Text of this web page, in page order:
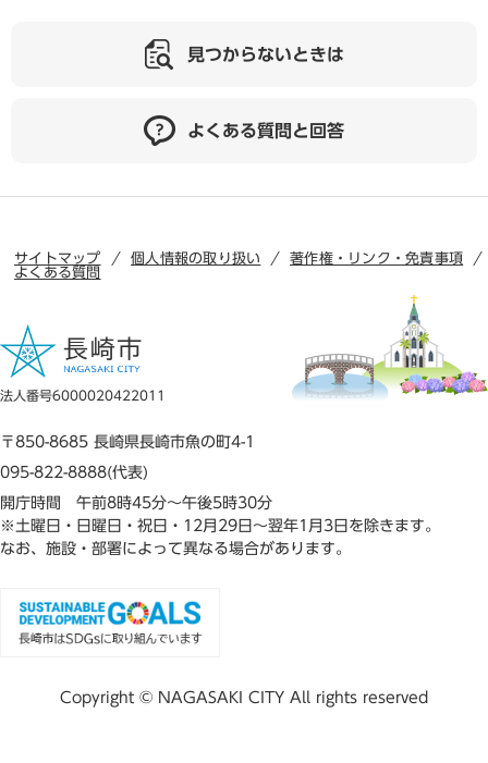
見つからないときは
よくある質問と回答
サイトマップ 個人情報の取り扱い
著作権・リンク・免責事項
よくある質問
法人番号6000020422011
〒850-8685 長崎県長崎市魚の町4-1
095-822-8888(代表)
開庁時間 午前8時45分～午後5時30分
※土曜日・日曜日・祝日・12月29日～翌年1月3日を除きます。
なお、施設・部署によって異なる場合があります。
Copyright © NAGASAKI CITY All rights reserved